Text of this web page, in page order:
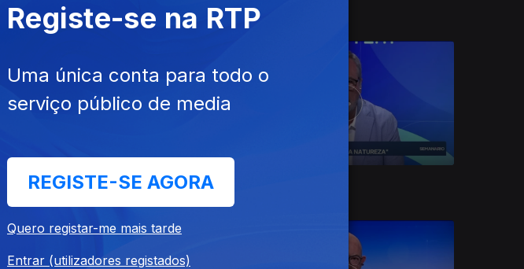
08 mai. 2026
Registe-se na RTP
Uma única conta para todo o
serviço público de media
REGISTE-SE AGORA
Quero registar-me mais tarde
Entrar (utilizadores registados)